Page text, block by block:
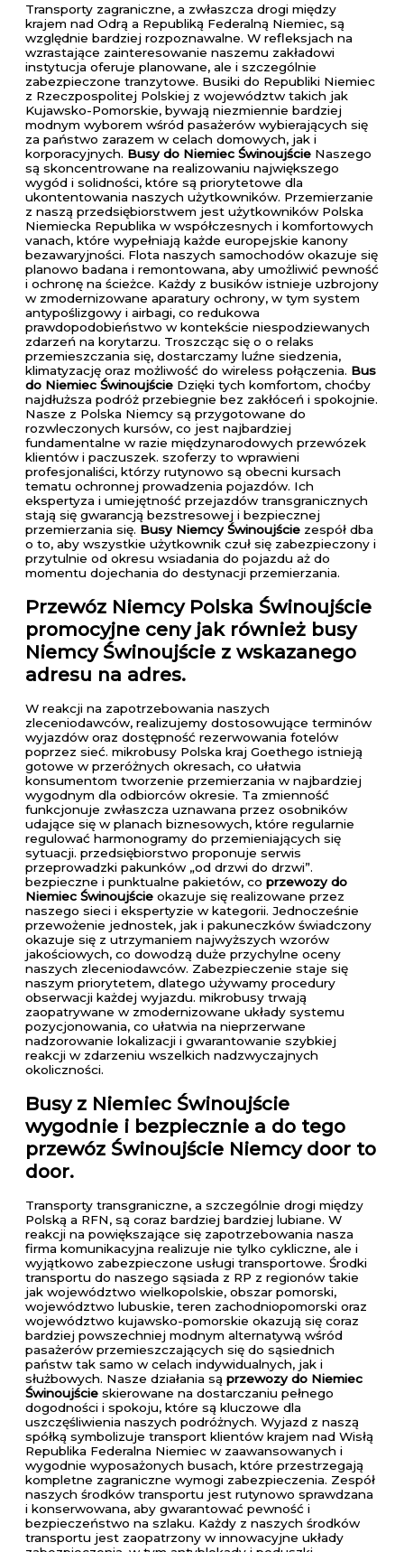
Transporty zagraniczne, a zwłaszcza drogi między
krajem nad Odrą a Republiką Federalną Niemiec, są
względnie bardziej rozpoznawalne. W refleksjach na
wzrastające zainteresowanie naszemu zakładowi
instytucja oferuje planowane, ale i szczególnie
zabezpieczone tranzytowe. Busiki do Republiki Niemiec
z Rzeczpospolitej Polskiej z województw takich jak
Kujawsko-Pomorskie, bywają niezmiennie bardziej
modnym wyborem wśród pasażerów wybierających się
za państwo zarazem w celach domowych, jak i
korporacyjnych. Busy do Niemiec Świnoujście Naszego
są skoncentrowane na realizowaniu największego
wygód i solidności, które są priorytetowe dla
ukontentowania naszych użytkowników. Przemierzanie
z naszą przedsiębiorstwem jest użytkowników Polska
Niemiecka Republika w współczesnych i komfortowych
vanach, które wypełniają każde europejskie kanony
bezawaryjności. Flota naszych samochodów okazuje się
planowo badana i remontowana, aby umożliwić pewność
i ochronę na ścieżce. Każdy z busików istnieje uzbrojony
w zmodernizowane aparatury ochrony, w tym system
antypoślizgowy i airbagi, co redukowa
prawdopodobieństwo w kontekście niespodziewanych
zdarzeń na korytarzu. Troszcząc się o o relaks
przemieszczania się, dostarczamy luźne siedzenia,
klimatyzację oraz możliwość do wireless połączenia. Bus
do Niemiec Świnoujście Dzięki tych komfortom, choćby
najdłuższa podróż przebiegnie bez zakłóceń i spokojnie.
Nasze z Polska Niemcy są przygotowane do
rozwleczonych kursów, co jest najbardziej
fundamentalne w razie międzynarodowych przewózek
klientów i paczuszek. szoferzy to wprawieni
profesjonaliści, którzy rutynowo są obecni kursach
tematu ochronnej prowadzenia pojazdów. Ich
ekspertyza i umiejętność przejazdów transgranicznych
stają się gwarancją bezstresowej i bezpiecznej
przemierzania się. Busy Niemcy Świnoujście zespół dba
o to, aby wszystkie użytkownik czuł się zabezpieczony i
przytulnie od okresu wsiadania do pojazdu aż do
momentu dojechania do destynacji przemierzania.
Przewóz Niemcy Polska Świnoujście
promocyjne ceny jak również busy
Niemcy Świnoujście z wskazanego
adresu na adres.
W reakcji na zapotrzebowania naszych
zleceniodawców, realizujemy dostosowujące terminów
wyjazdów oraz dostępność rezerwowania fotelów
poprzez sieć. mikrobusy Polska kraj Goethego istnieją
gotowe w przeróżnych okresach, co ułatwia
konsumentom tworzenie przemierzania w najbardziej
wygodnym dla odbiorców okresie. Ta zmienność
funkcjonuje zwłaszcza uznawana przez osobników
udające się w planach biznesowych, które regularnie
regulować harmonogramy do przemieniających się
sytuacji. przedsiębiorstwo proponuje serwis
przeprowadzki pakunków „od drzwi do drzwi”.
bezpieczne i punktualne pakietów, co przewozy do
Niemiec Świnoujście okazuje się realizowane przez
naszego sieci i ekspertyzie w kategorii. Jednocześnie
przewożenie jednostek, jak i pakuneczków świadczony
okazuje się z utrzymaniem najwyższych wzorów
jakościowych, co dowodzą duże przychylne oceny
naszych zleceniodawców. Zabezpieczenie staje się
naszym priorytetem, dlatego używamy procedury
obserwacji każdej wyjazdu. mikrobusy trwają
zaopatrywane w zmodernizowane układy systemu
pozycjonowania, co ułatwia na nieprzerwane
nadzorowanie lokalizacji i gwarantowanie szybkiej
reakcji w zdarzeniu wszelkich nadzwyczajnych
okoliczności.
Busy z Niemiec Świnoujście
wygodnie i bezpiecznie a do tego
przewóz Świnoujście Niemcy door to
door.
Transporty transgraniczne, a szczególnie drogi między
Polską a RFN, są coraz bardziej bardziej lubiane. W
reakcji na powiększające się zapotrzebowania nasza
firma komunikacyjna realizuje nie tylko cykliczne, ale i
wyjątkowo zabezpieczone usługi transportowe. Środki
transportu do naszego sąsiada z RP z regionów takie
jak województwo wielkopolskie, obszar pomorski,
województwo lubuskie, teren zachodniopomorski oraz
województwo kujawsko-pomorskie okazują się coraz
bardziej powszechniej modnym alternatywą wśród
pasażerów przemieszczających się do sąsiednich
państw tak samo w celach indywidualnych, jak i
służbowych. Nasze działania są przewozy do Niemiec
Świnoujście skierowane na dostarczaniu pełnego
dogodności i spokoju, które są kluczowe dla
uszczęśliwienia naszych podróżnych. Wyjazd z naszą
spółką symbolizuje transport klientów krajem nad Wisłą
Republika Federalna Niemiec w zaawansowanych i
wygodnie wyposażonych busach, które przestrzegają
kompletne zagraniczne wymogi zabezpieczenia. Zespół
naszych środków transportu jest rutynowo sprawdzana
i konserwowana, aby gwarantować pewność i
bezpieczeństwo na szlaku. Każdy z naszych środków
transportu jest zaopatrzony w innowacyjne układy